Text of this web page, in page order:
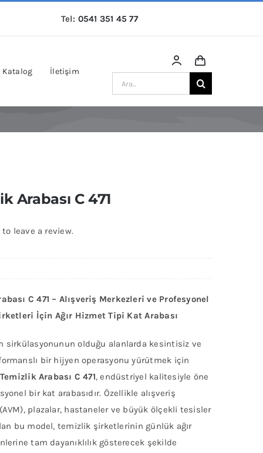
Tel: 0541 351 45 77
Katalog İletişim
Ara:
Arabası C 471
leave a review.
C 471 – Alışveriş Merkezleri ve Profesyonel
İçin Ağır Hizmet Tipi Kat Arabası
sirkülasyonunun olduğu alanlarda kesintisiz ve
bir hijyen operasyonu yürütmek için
Temizlik Arabası C 471, endüstriyel kalitesiyle öne
bir kat arabasıdır. Özellikle alışveriş
plazalar, hastaneler ve büyük ölçekli tesisler
bu model, temizlik şirketlerinin günlük ağır
tam dayanıklılık gösterecek şekilde